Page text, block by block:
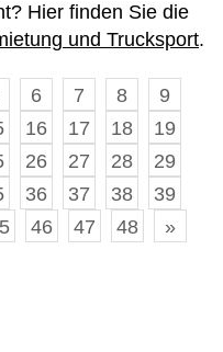
Hier finden Sie die
und Trucksport.
6 7 8
9
16 17 18
19
26 27 28
29
36 37 38
39
46 47 48 »